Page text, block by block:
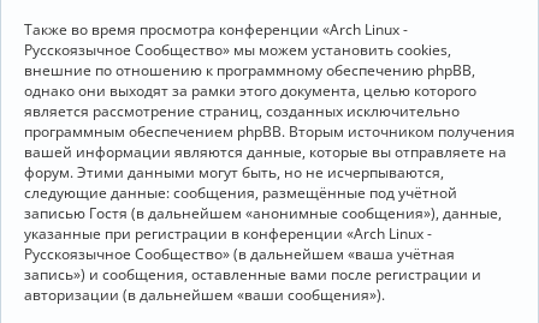
Также во время просмотра конференции «Arch Linux -
Русскоязычное Сообщество» мы можем установить cookies,
внешние по отношению к программному обеспечению phpBB,
однако они выходят за рамки этого документа, целью которого
является рассмотрение страниц, созданных исключительно
программным обеспечением phpBB. Вторым источником получения
вашей информации являются данные, которые вы отправляете на
форум. Этими данными могут быть, но не исчерпываются,
следующие данные: сообщения, размещённые под учётной
записью Гостя (в дальнейшем «анонимные сообщения»), данные,
указанные при регистрации в конференции «Arch Linux -
Русскоязычное Сообщество» (в дальнейшем «ваша учётная
запись») и сообщения, оставленные вами после регистрации и
авторизации (в дальнейшем «ваши сообщения»).